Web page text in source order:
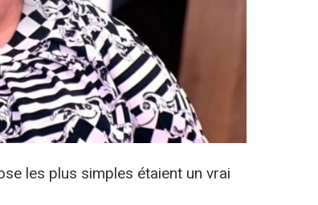
les plus simples étaient un vrai